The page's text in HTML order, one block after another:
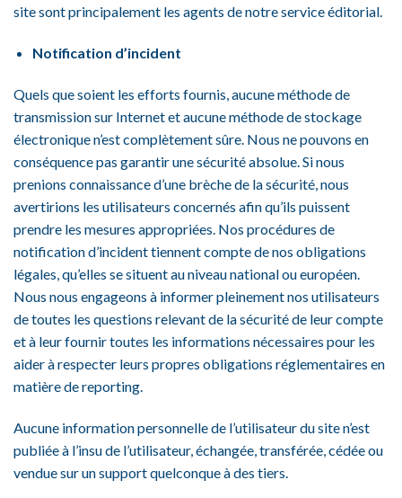
site sont principalement les agents de notre service éditorial.
Notification d’incident
Quels que soient les efforts fournis, aucune méthode de
transmission sur Internet et aucune méthode de stockage
électronique n’est complètement sûre. Nous ne pouvons en
conséquence pas garantir une sécurité absolue. Si nous
prenions connaissance d’une brèche de la sécurité, nous
avertirions les utilisateurs concernés afin qu’ils puissent
prendre les mesures appropriées. Nos procédures de
notification d’incident tiennent compte de nos obligations
légales, qu’elles se situent au niveau national ou européen.
Nous nous engageons à informer pleinement nos utilisateurs
de toutes les questions relevant de la sécurité de leur compte
et à leur fournir toutes les informations nécessaires pour les
aider à respecter leurs propres obligations réglementaires en
matière de reporting.
Aucune information personnelle de l’utilisateur du site n’est
publiée à l’insu de l’utilisateur, échangée, transférée, cédée ou
vendue sur un support quelconque à des tiers.